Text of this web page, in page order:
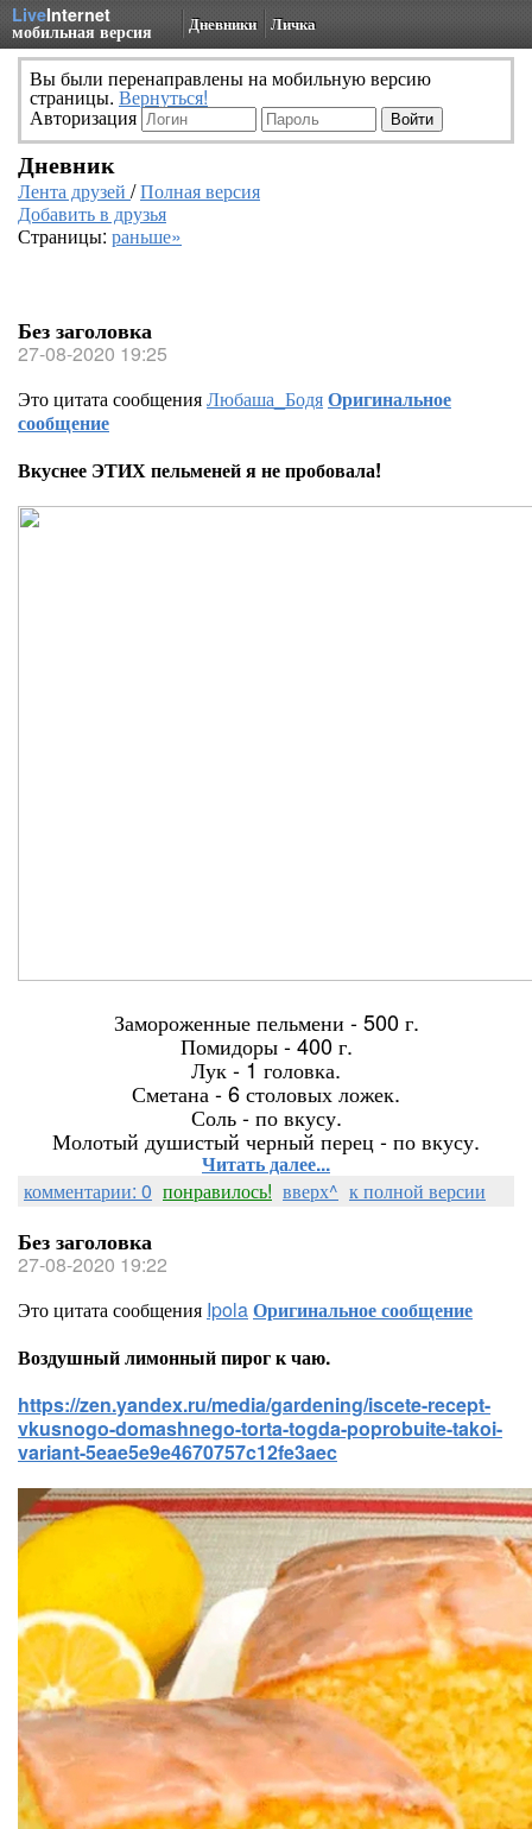
LiveInternet
мобильная версия Дневники Личка
Вы были перенаправлены на мобильную версию
страницы. Вернуться!
Авторизация
Дневник
Лента друзей /Полная версия
Добавить в друзья
Страницы: раньше»
Без заголовка
27-08-2020 19:25
Это цитата сообщенияЛюбаша_БодяОригинальное
сообщение
Вкуснее ЭТИХ пельменей я не пробовала!
Замороженные пельмени - 500 г.
Помидоры - 400 г.
Лук - 1 головка.
Сметана - 6 столовых ложек.
Соль - по вкусу.
Молотый душистый черный перец - по вкусу.
Читать далее...
комментарии: 0 понравилось! вверх^ к полной версии
Без заголовка
27-08-2020 19:22
Это цитата сообщения IpolaОригинальное сообщение
Воздушный лимонный пирог к чаю.
https://zen.yandex.ru/media/gardening/iscete-recept-
vkusnogo-domashnego-torta-togda-poprobuite-takoi-
variant-5eae5e9e4670757c12fe3aec